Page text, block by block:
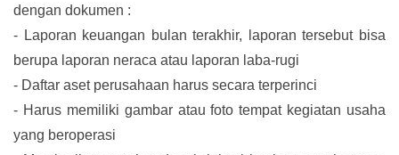
dengan dokumen :
- Laporan keuangan bulan terakhir, laporan tersebut bisa
berupa laporan neraca atau laporan laba-rugi
- Daftar aset perusahaan harus secara terperinci
- Harus memiliki gambar atau foto tempat kegiatan usaha
yang beroperasi